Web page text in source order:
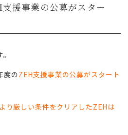
援事業の公募がスター
度の ZEH支援事業の公募がスタート
り厳しい条件をクリアしたZEHは